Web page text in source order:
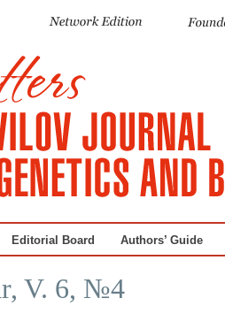
Editorial Board Authors’ Guide
V. 6, №4